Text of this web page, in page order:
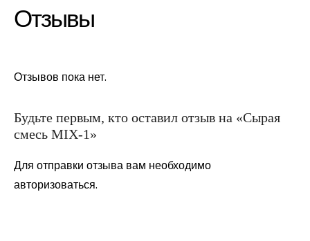
Отзывы
Отзывов пока нет.
Будьте первым, кто оставил отзыв на «Сырая
смесь MIX-1»
Для отправки отзыва вам необходимо
авторизоваться.